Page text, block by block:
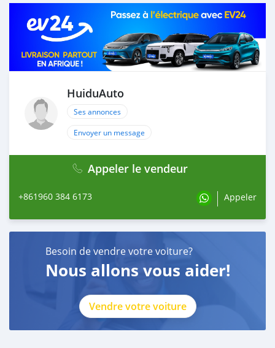
HuiduAuto
Ses annonces
Envoyer un message
Appeler le vendeur
+861960 384 6173 Appeler
Besoin de vendre votre voiture?
Nous allons vous aider!
Vendre votre voiture